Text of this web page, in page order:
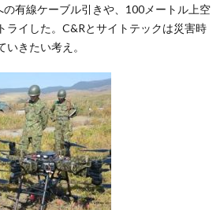
有線ケーブル引きや、100メートル上空
ライした。C&Rとサイトテックは災害時
きたい考え。